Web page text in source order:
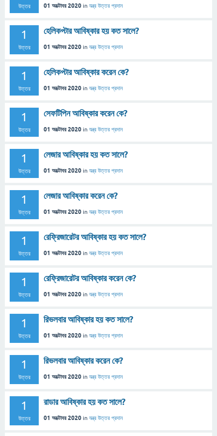
উত্তর 01 অক্টোবর 2020 in যন্ত্র উত্তর প্রদান
1
উত্তর
হেলিকপ্টার আবিষ্কার হয় কত সালে?
01 অক্টোবর 2020 in যন্ত্র উত্তর প্রদান
1
উত্তর
হেলিকপ্টার আবিষ্কার করেন কে?
01 অক্টোবর 2020 in যন্ত্র উত্তর প্রদান
1
উত্তর
সেফটিপিন আবিষ্কার করেন কে?
01 অক্টোবর 2020 in যন্ত্র উত্তর প্রদান
1
উত্তর
লেজার আবিষ্কার হয় কত সালে?
01 অক্টোবর 2020 in যন্ত্র উত্তর প্রদান
1
উত্তর
লেজার আবিষ্কার করেন কে?
01 অক্টোবর 2020 in যন্ত্র উত্তর প্রদান
1
উত্তর
রেফ্রিজারেটর আবিষ্কার হয় কত সালে?
01 অক্টোবর 2020 in যন্ত্র উত্তর প্রদান
1
উত্তর
রেফ্রিজারেটর আবিষ্কার করেন কে?
01 অক্টোবর 2020 in যন্ত্র উত্তর প্রদান
1
উত্তর
রিভলবার আবিষ্কার হয় কত সালে?
01 অক্টোবর 2020 in যন্ত্র উত্তর প্রদান
1
উত্তর
রিভলবার আবিষ্কার করেন কে?
01 অক্টোবর 2020 in যন্ত্র উত্তর প্রদান
1
উত্তর
রাডার আবিষ্কার হয় কত সালে?
01 অক্টোবর 2020 in যন্ত্র উত্তর প্রদান